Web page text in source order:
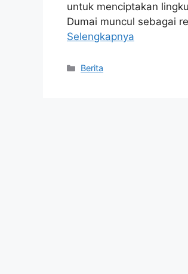
untuk menciptakan
Dumai muncul sebagai
Selengkapnya
Kategori
Berita